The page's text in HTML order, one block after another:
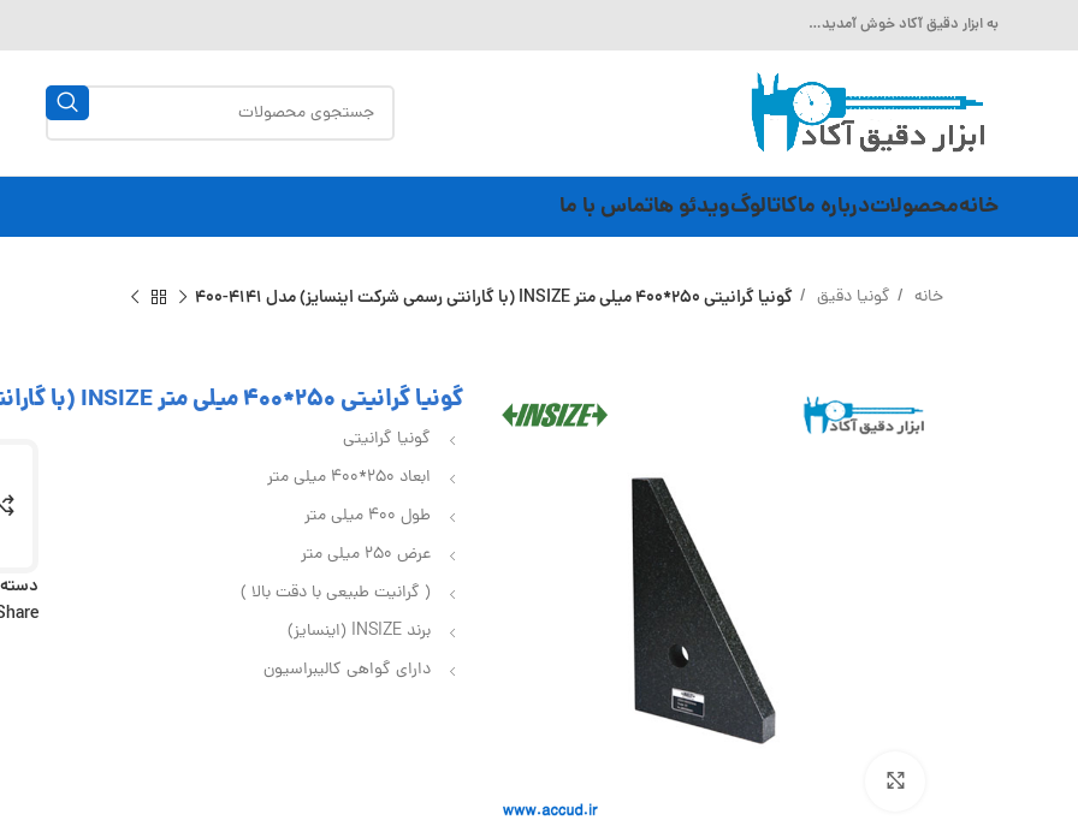
به ابزار دقیق آکاد خوش آمدید…
خانهمحصولاتدرباره ماکاتالوگویدئو هاتماس با ما
خانه گونیا دقیق گونیا گرانیتی 250*400 میلی متر INSIZE (با گارانتی رسمی شرکت اینسایز) مدل 4141-400
گونیا گرانیتی 250*400 میلی متر INSIZE (با گارانتی رسمی شرکت اینسایز) مدل 4141-400
گونیا گرانیتی
ابعاد 250*400 میلی متر
طول 400 میلی متر
عرض 250 میلی متر
( گرانیت طبیعی با دقت بالا )
برند INSIZE (اینسایز)
دارای گواهی کالیبراسیون